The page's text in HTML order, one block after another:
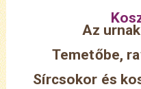
Az
Temetőbe,
Sírcsokor és